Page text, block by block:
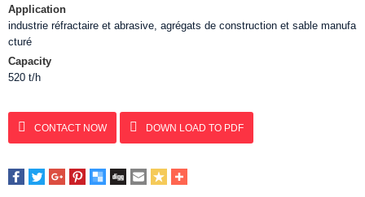
Application
industrie réfractaire et abrasive, agrégats de construction et sable manufa
cturé
Capacity
520 t/h
CONTACT NOW DOWN LOAD TO PDF